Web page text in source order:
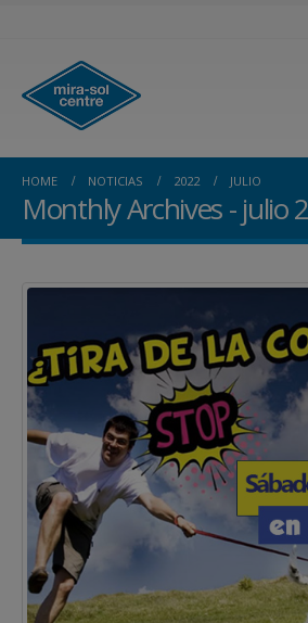
HOME NOTICIAS 2022 JULIO
Monthly Archives - julio